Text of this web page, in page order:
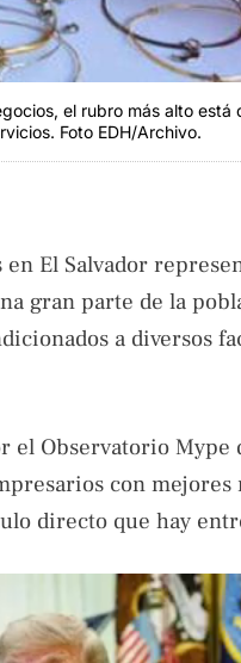
el rubro más alto
Foto EDH/Archivo.
El Salvador
gran parte de la
a diversos
Observatorio Mype
con
directo que hay